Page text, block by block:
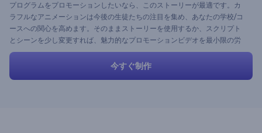
プログラムをプロモーションしたいなら、このストーリーが最適です。カ
ラフルなアニメーションは今後の生徒たちの注目を集め、あなたの学校/コ
ースへの関心を高めます。そのままストーリーを使用するか、スクリプト
とシーンを少し変更すれば、魅力的なプロモーションビデオを最小限の労
力で取得できます。
今すぐ制作